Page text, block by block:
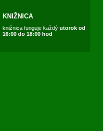
KNIŽNICA
knižnica funguje každý utorok od
16:00 do 18:00 hod